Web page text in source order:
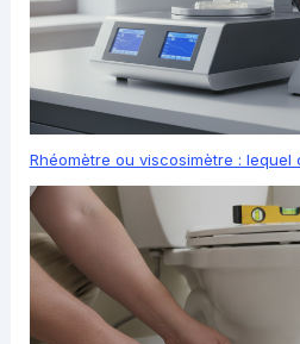
Rhéomètre ou viscosimètre :